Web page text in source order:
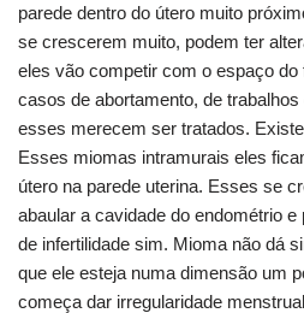
parede dentro do útero muito
se crescerem muito, podem ter
eles vão competir com o espaço
casos de abortamento, de
esses merecem ser tratados.
Esses miomas intramurais eles
útero na parede uterina. Esses se
abaular a cavidade do endométrio
de infertilidade sim. Mioma não dá
que ele esteja numa dimensão um
começa dar irregularidade